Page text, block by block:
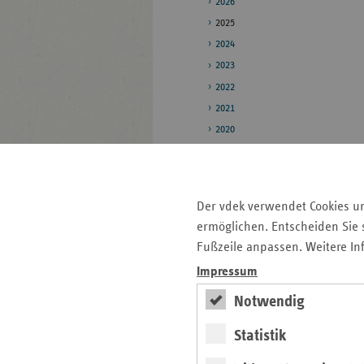
Der vdek verwendet Cookies
ermöglichen. Entscheiden
Fußzeile anpassen. Weitere
Impressum
Notwendig
Statistik
2025
2024
2023
2022
2021
2020
Veröffentlichungen
Seitenleiste
Informationen
Auf einen Blick
Pressemitteilungen